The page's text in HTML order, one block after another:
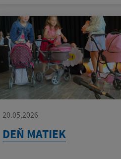
20.05.2026
DEŇ MATIEK